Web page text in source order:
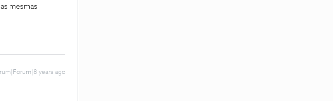
mesmas
years ago